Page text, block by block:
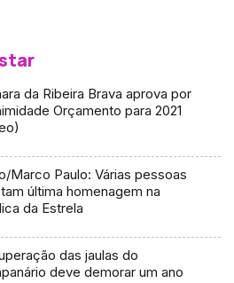
da Ribeira Brava aprova por
Orçamento para 2021
Marco Paulo: Várias pessoas
última homenagem na
da Estrela
das jaulas do
deve demorar um ano